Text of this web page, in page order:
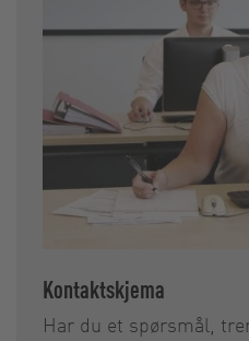
Kontaktskjema
Har du et spørsmål,